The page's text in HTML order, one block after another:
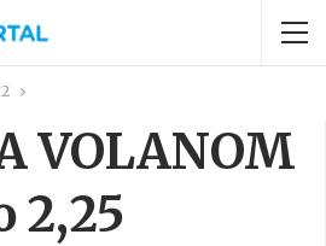
VOLANOM
2,25